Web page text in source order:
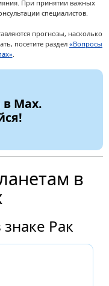
При принятии важных
специалистов.
прогнозы, насколько
посетите раздел «Вопросы
Max.
в
Рак